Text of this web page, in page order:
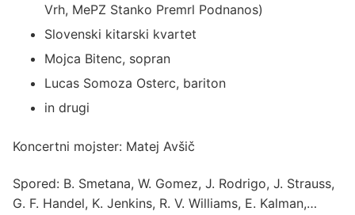
Vrh, MePZ Stanko Premrl Podnanos)
Slovenski kitarski kvartet
Mojca Bitenc, sopran
Lucas Somoza Osterc, bariton
in drugi
Koncertni mojster: Matej Avšič
Spored: B. Smetana, W. Gomez, J. Rodrigo, J. Strauss,
G. F. Handel, K. Jenkins, R. V. Williams, E. Kalman,…